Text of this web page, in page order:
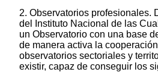
2. Observatorios profesionales.
del Instituto Nacional de las
un Observatorio con una base
de manera activa la
observatorios sectoriales y
existir, capaz de conseguir los